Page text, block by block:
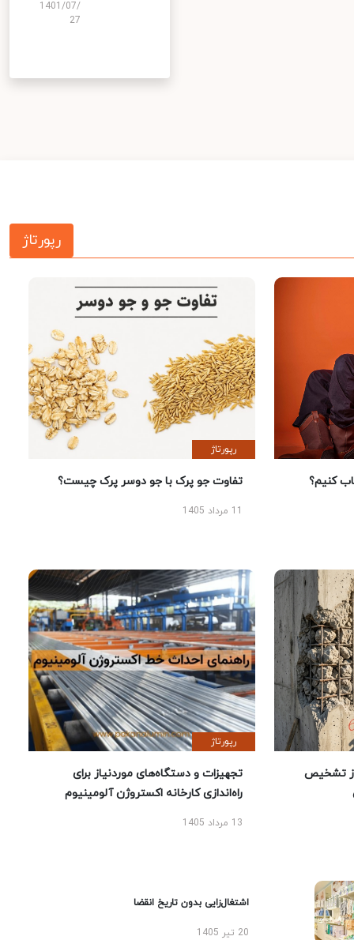
1401/07/
27
رپورتاژ
کنیم؟
رپورتاژ
تفاوت جو پرک با جو دوسر پرک چیست؟
تشخیص
رپورتاژ
تجهیزات و دستگاه‌های موردنیاز برای
راه‌اندازی کارخانه اکستروژن آلومینیوم
13 مرداد 1405
اشتغال‌زایی بدون تاریخ انقضا
20 تیر 1405